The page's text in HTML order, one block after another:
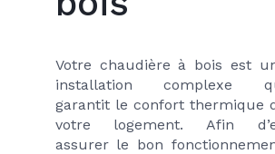
Votre chaudière à bois est
installation complexe
garantit le confort thermique
votre logement. Afin
assurer le bon